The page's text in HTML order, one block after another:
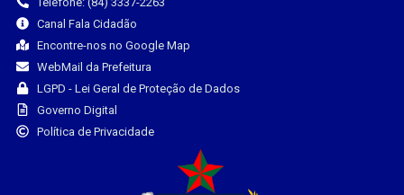
Canal Fala Cidadão
Encontre-nos no Google Map
WebMail da Prefeitura
LGPD - Lei Geral de Proteção de Dados
Governo Digital
Política de Privacidade